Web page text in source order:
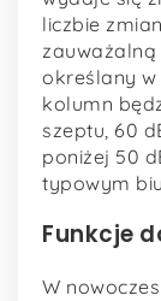
liczbie
zauważalną
określany w
kolumn
szeptu, 60
poniżej 50
typowym
Funkcje
W